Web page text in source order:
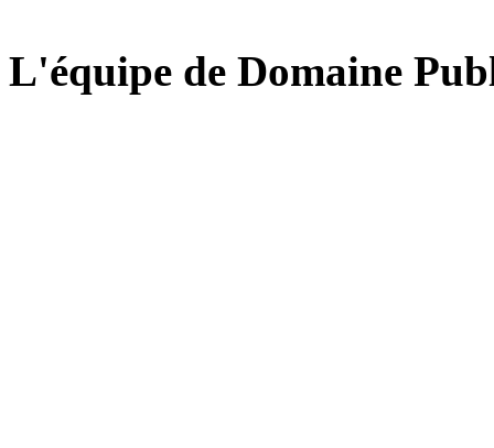
L'équipe de Domaine